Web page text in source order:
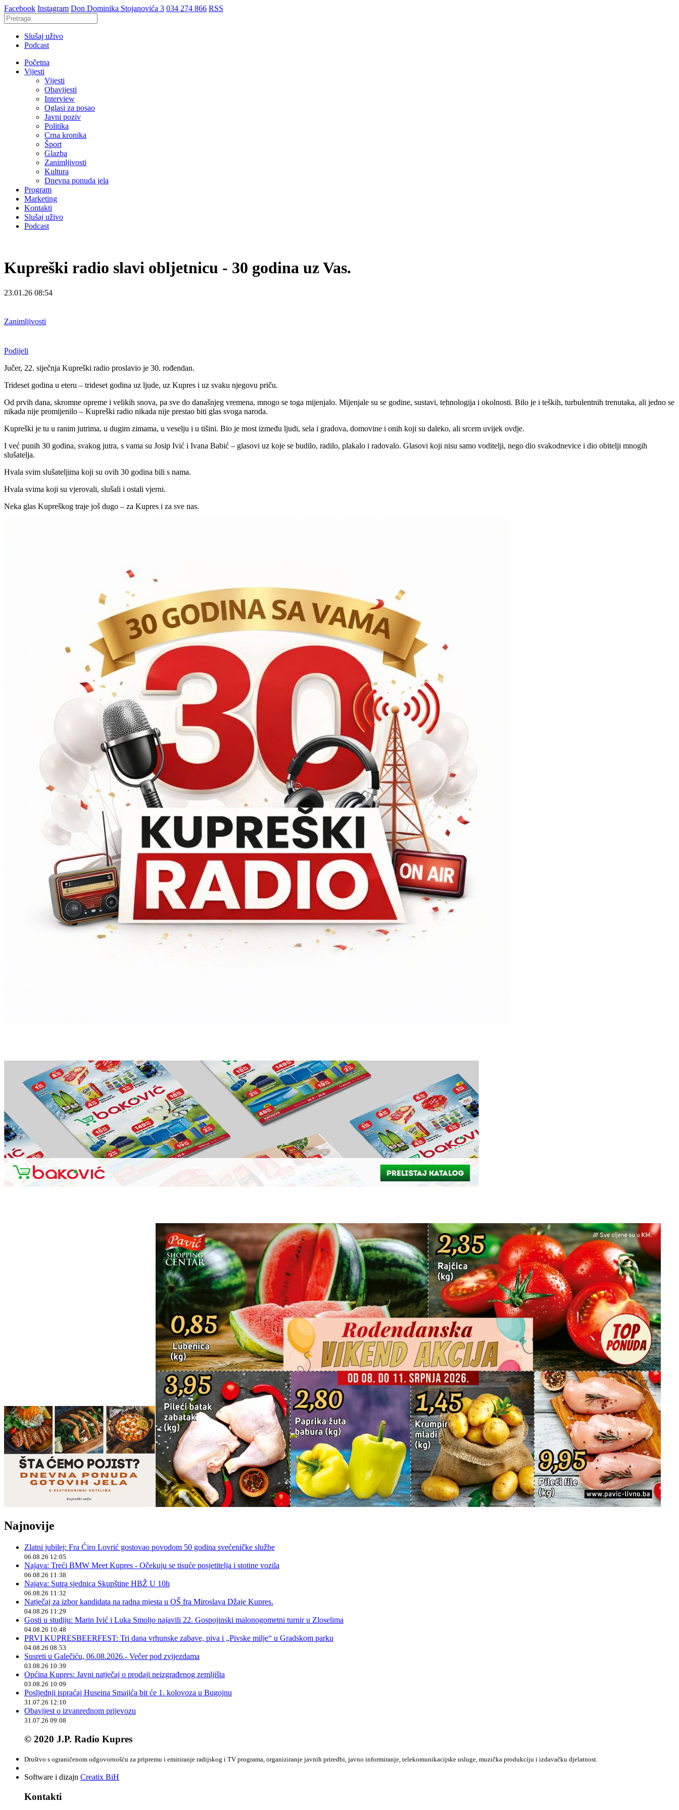
Facebook Instagram Don Dominika Stojanovića 3 034 274 866 RSS
Slušaj uživo
Podcast
Početna
Vijesti
Vijesti
Obavijesti
Interview
Oglasi za posao
Javni poziv
Politika
Crna kronika
Šport
Glazba
Zanimljivosti
Kultura
Dnevna ponuda jela
Program
Marketing
Kontakti
Slušaj uživo
Podcast
Kupreški radio slavi obljetnicu - 30 godina uz Vas.
23.01.26 08:54
Zanimljivosti
Podijeli
Jučer, 22. siječnja Kupreški radio proslavio je 30. rođendan.
Trideset godina u eteru – trideset godina uz ljude, uz Kupres i uz svaku njegovu priču.
Od prvih dana, skromne opreme i velikih snova, pa sve do današnjeg vremena, mnogo se toga mijenjalo. Mijenjale su se godine, sustavi, tehnologija i okolnosti. Bilo je i teških, turbulentnih trenutaka, ali jedno se
nikada nije promijenilo – Kupreški radio nikada nije prestao biti glas svoga naroda.
Kupreški je tu u ranim jutrima, u dugim zimama, u veselju i u tišini. Bio je most između ljudi, sela i gradova, domovine i onih koji su daleko, ali srcem uvijek ovdje.
I već punih 30 godina, svakog jutra, s vama su Josip Ivić i Ivana Babić – glasovi uz koje se budilo, radilo, plakalo i radovalo. Glasovi koji nisu samo voditelji, nego dio svakodnevice i dio obitelji mnogih
slušatelja.
Hvala svim slušateljima koji su ovih 30 godina bili s nama.
Hvala svima koji su vjerovali, slušali i ostali vjerni.
Neka glas Kupreškog traje još dugo – za Kupres i za sve nas.
Najnovije
Zlatni jubilej: Fra Ćiro Lovrić gostovao povodom 50 godina svećeničke službe
06.08.26 12:05
Najava: Treći BMW Meet Kupres - Očekuju se tisuće posjetitelja i stotine vozila
06.08.26 11:38
Najava: Sutra sjednica Skupštine HBŽ U 10h
06.08.26 11:32
Natječaj za izbor kandidata na radna mjesta u OŠ fra Miroslava Džaje Kupres.
04.08.26 11:29
Gosti u studiju: Marin Ivić i Luka Smoljo najavili 22. Gospojinski malonogometni turnir u Zloselima
04.08.26 10:48
PRVI KUPRESBEERFEST: Tri dana vrhunske zabave, piva i „Pivske milje“ u Gradskom parku
04.08.26 08:53
Susreti u Galečiću, 06.08.2026.- Večer pod zvijezdama
03.08.26 10:39
Općina Kupres: Javni natječaj o prodaji neizgrađenog zemljišta
03.08.26 10:09
Posljednji ispraćaj Huseina Smajića bit će 1. kolovoza u Bugojnu
31.07.26 12:10
Obavijest o izvanrednom prijevozu
31.07.26 09:08
© 2020 J.P. Radio Kupres
Društvo s ograničenom odgovornošću za pripremu i emitiranje radijskog i TV programa, organiziranje javnih priredbi, javno informiranje, telekomunikacijske usluge, muzička produkciju i izdavačku djelatnost.
Software i dizajn Creatix BiH
Kontakti